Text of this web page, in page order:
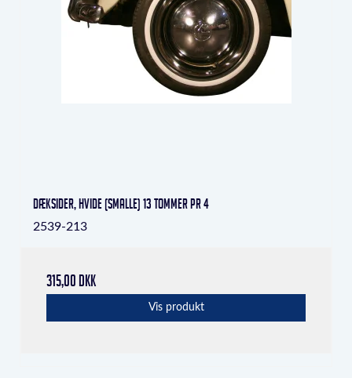
Dæksider, hvide (smalle) 13 tommer pr 4
2539-213
315,00 DKK
Vis produkt